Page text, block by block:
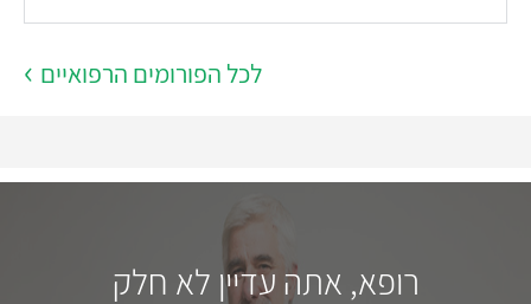
לכל הפורומים הרפואיים
רופא, אתה עדיין לא חלק